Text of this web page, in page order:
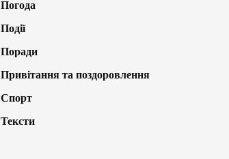
Погода
Події
Поради
Привітання та поздоровлення
Спорт
Тексти